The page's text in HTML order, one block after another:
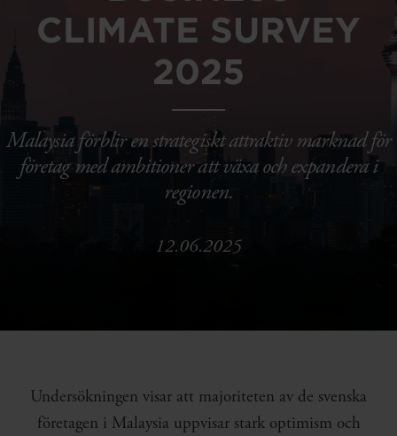
CLIMATE SURVEY
2025
Malaysia förblir en strategiskt attraktiv marknad för
företag med ambitioner att växa och expandera i
regionen.
12.06.2025
Undersökningen visar att majoriteten av de svenska
företagen i Malaysia uppvisar stark optimism och